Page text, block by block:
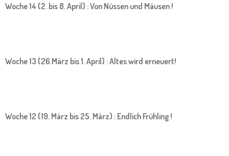
Woche 14 (2. bis 8. April) : Von Nüssen und Mäusen !
Woche 13 (26.März bis 1. April) : Altes wird erneuert!
Woche 12 (19. März bis 25. März) : Endlich Frühling !